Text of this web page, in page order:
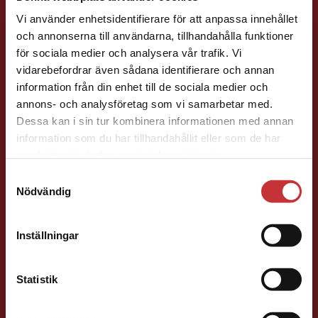
Vi använder enhetsidentifierare för att anpassa innehållet
och annonserna till användarna, tillhandahålla funktioner
för sociala medier och analysera vår trafik. Vi
vidarebefordrar även sådana identifierare och annan
information från din enhet till de sociala medier och
annons- och analysföretag som vi samarbetar med.
Dessa kan i sin tur kombinera informationen med annan
information som du har tillhandahållit eller som de har
Nödvändig
Inställningar
Statistik
Begränsad fraktregion
Det verkar som att du besöker
studentlitteratur.se via en enhet utanför Sverige.
Vi erbjuder inte leveranser utanför Sverige. För
att kunna slutföra ett köp måste
Jill McCabe
Läromedelsutvecklare Läromedel och
lättläst